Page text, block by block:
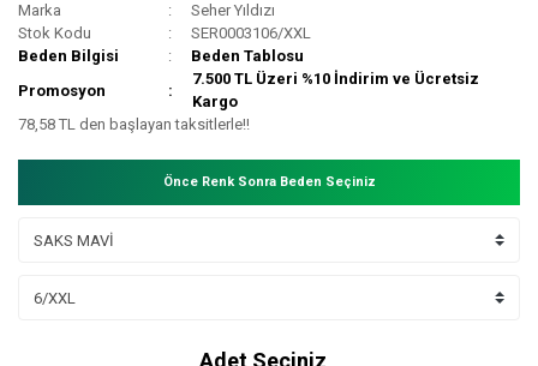
Marka
Seher Yıldızı
Stok Kodu
SER0003106/XXL
Beden Bilgisi
Beden Tablosu
Promosyon
7.500 TL Üzeri %10 İndirim ve Ücretsiz
Kargo
78,58 TL den başlayan taksitlerle!!
Önce Renk Sonra Beden Seçiniz
Adet Seçiniz